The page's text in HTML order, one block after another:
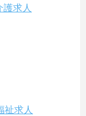
求人
祉求人